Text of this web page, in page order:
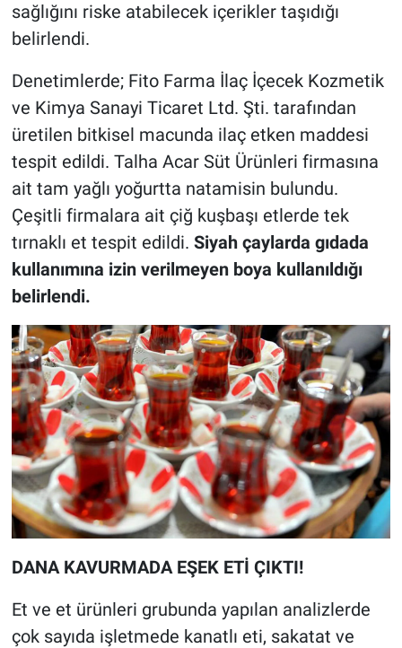
sağlığını riske atabilecek içerikler taşıdığı
belirlendi.
Denetimlerde; Fito Farma İlaç İçecek Kozmetik
ve Kimya Sanayi Ticaret Ltd. Şti. tarafından
üretilen bitkisel macunda ilaç etken maddesi
tespit edildi. Talha Acar Süt Ürünleri firmasına
ait tam yağlı yoğurtta natamisin bulundu.
Çeşitli firmalara ait çiğ kuşbaşı etlerde tek
tırnaklı et tespit edildi. Siyah çaylarda gıdada
kullanımına izin verilmeyen boya kullanıldığı
belirlendi.
DANA KAVURMADA EŞEK ETİ ÇIKTI!
Et ve et ürünleri grubunda yapılan analizlerde
çok sayıda işletmede kanatlı eti, sakatat ve